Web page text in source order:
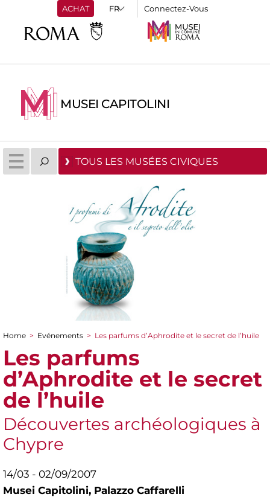
ACHAT Connectez-Vous
MUSEI CAPITOLINI
TOUS LES MUSÉES CIVIQUES
You are here
Home > Evénements > Les parfums d’Aphrodite et le secret de l’huile
Les parfums
d’Aphrodite et le secret
de l’huile
Découvertes archéologiques à
Chypre
14/03 - 02/09/2007
Musei Capitolini, Palazzo Caffarelli